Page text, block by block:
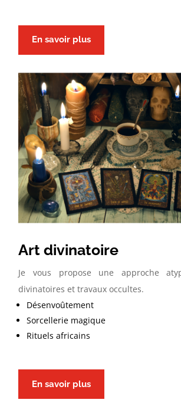
En savoir plus
Art divinatoire
Je vous propose une approche
divinatoires et travaux occultes.
Désenvoûtement
Sorcellerie magique
Rituels africains
En savoir plus